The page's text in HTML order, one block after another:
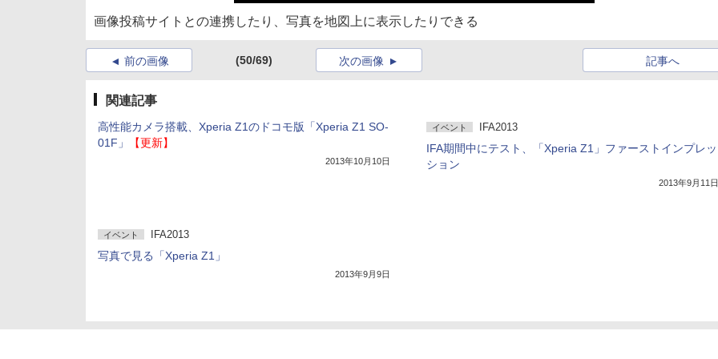
画像投稿サイトとの連携したり、写真を地図上に表示したりできる
前の画像 (50/69) 記事へ
次の画像
関連記事
高性能カメラ搭載、Xperia Z1のドコモ版「Xperia Z1 SO-
01F」
【更新】
2013年10月10日
イベント IFA2013
IFA期間中にテスト、「Xperia Z1」ファーストインプレッ
ション
2013年9月11日
イベント IFA2013
写真で見る「Xperia Z1」
2013年9月9日